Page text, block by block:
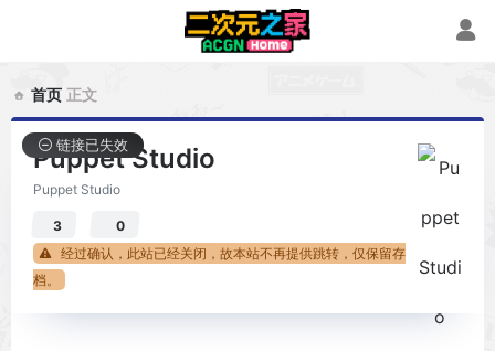
首页 正文
Puppet Studio
Puppet Studio
3 0
链接已失效
经过确认，此站已经关闭，故本站不再提供跳转，仅保留存
档。